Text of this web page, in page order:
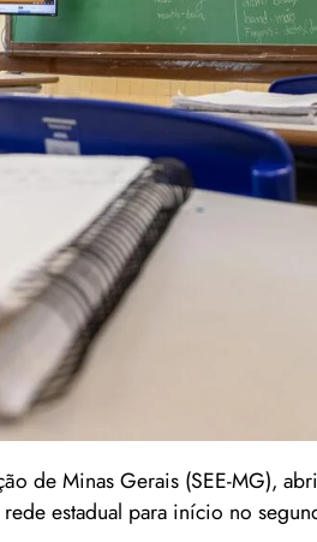
de Minas Gerais (SEE-MG),
estadual para início no